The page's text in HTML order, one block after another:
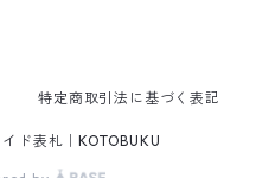
特定商取引法に基づく表記
ド表札｜KOTOBUKU